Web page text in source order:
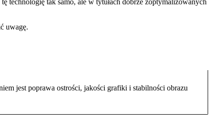
uwagę.
jest poprawa ostrości, jakości grafiki i stabilności obrazu